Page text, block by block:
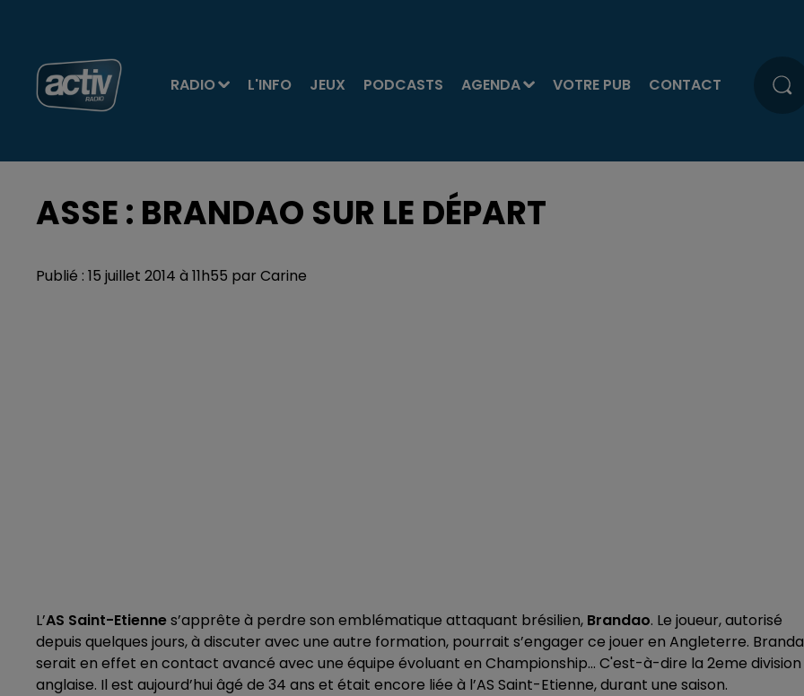
RADIO L'INFO JEUX PODCASTS AGENDA VOTRE PUB CONTACT
ASSE : BRANDAO SUR LE DÉPART
Publié : 15 juillet 2014 à 11h55 par Carine
L’AS Saint-Etiennes’apprête à perdre son emblématique attaquant brésilien, Brandao. Le joueur, autorisé
depuis quelques jours, à discuter avec une autre formation, pourrait s’engager ce jouer en Angleterre.
serait en effet en contact avancé avec une équipe évoluant en Championship… C'est-à-dire la 2eme division
anglaise. Il est aujourd’hui âgé de 34 ans et était encore liée à l’AS Saint-Etienne, durant une saison.